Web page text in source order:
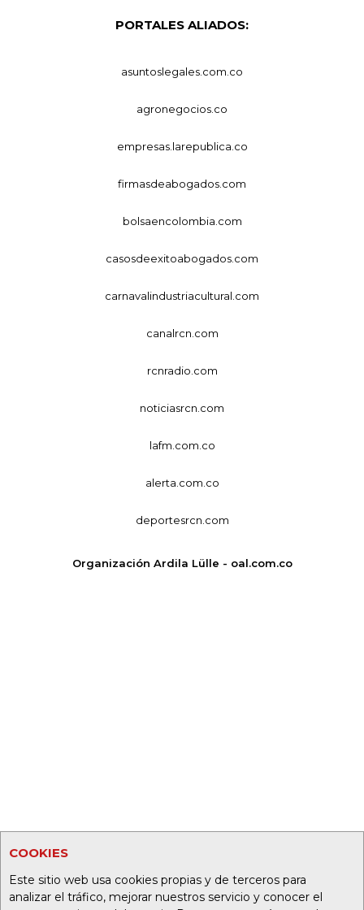
COOKIES
Este sitio web usa cookies propias y de terceros para
analizar el tráfico, mejorar nuestros servicio y conocer el
PORTALES ALIADOS:
asuntoslegales.com.co
agronegocios.co
empresas.larepublica.co
firmasdeabogados.com
bolsaencolombia.com
casosdeexitoabogados.com
carnavalindustriacultural.com
canalrcn.com
rcnradio.com
noticiasrcn.com
lafm.com.co
alerta.com.co
deportesrcn.com
Organización Ardila Lülle - oal.com.co